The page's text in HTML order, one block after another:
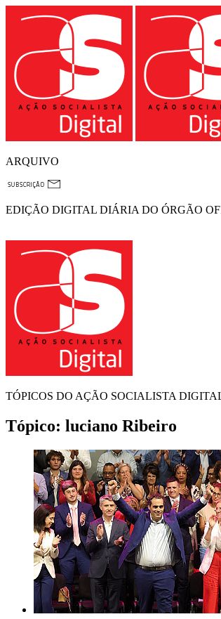
ARQUIVO
EDIÇÃO DIGITAL DIÁRIA DO ÓRGÃO
TÓPICOS DO AÇÃO SOCIALISTA
Tópico: luciano Ribeiro